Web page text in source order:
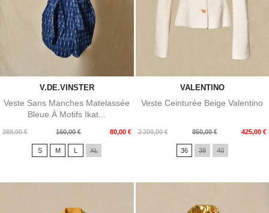
V.DE.VINSTER
Veste Sans Manches Matelassée
Bleue À Motifs Ikat...
288,00 €
Prix
160,00 € 80,00 €
Prix
S M XL
VALENTINO
Veste Ceinturée Beige Valentino
2 200,00 €
Prix
850,00 € 425,00 €
Prix
36 38 40